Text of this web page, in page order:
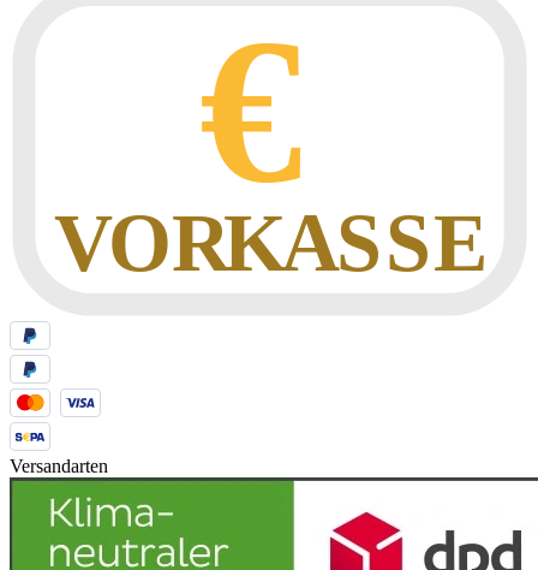
Versandarten